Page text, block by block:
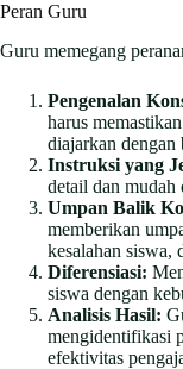
Peran Guru
Guru memegang
Pengenalan
harus
diajarkan dengan
Instruksi yang
detail dan mudah
Umpan Balik
memberikan
kesalahan siswa,
Diferensiasi:
siswa dengan
Analisis Hasil:
mengidentifikasi
efektivitas